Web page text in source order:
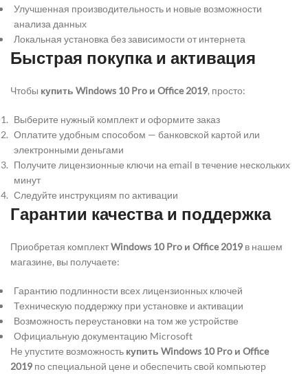
Улучшенная производительность и новые возможности
анализа данных
Локальная установка без зависимости от интернета
Быстрая покупка и активация
Чтобы купить Windows 10 Pro и Office 2019, просто:
Выберите нужный комплект и оформите заказ
Оплатите удобным способом — банковской картой или
электронными деньгами
Получите лицензионные ключи на email в течение нескольких
минут
Следуйте инструкциям по активации
Гарантии качества и поддержка
Приобретая комплектWindows 10 Pro и Office 2019 в нашем
магазине, вы получаете:
Гарантию подлинности всех лицензионных ключей
Техническую поддержку при установке и активации
Возможность переустановки на том же устройстве
Официальную документацию Microsoft
Не упустите возможность купить Windows 10 Pro и Office
2019 по специальной цене и обеспечить свой компьютер